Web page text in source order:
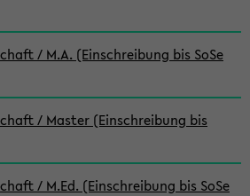
/ M.A. (Einschreibung bis SoSe
/ Master (Einschreibung bis
/ M.Ed. (Einschreibung bis SoSe